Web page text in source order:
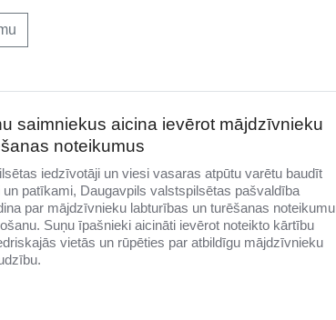
saimniekus aicina ievērot mājdzīvnieku
noteikumus
iedzīvotāji un viesi vasaras atpūtu varētu baudīt
un patīkami, Daugavpils valstspilsētas pašvaldība
par mājdzīvnieku labturības un turēšanas noteikumu
Suņu īpašnieki aicināti ievērot noteikto kārtību
vietās un rūpēties par atbildīgu mājdzīvnieku